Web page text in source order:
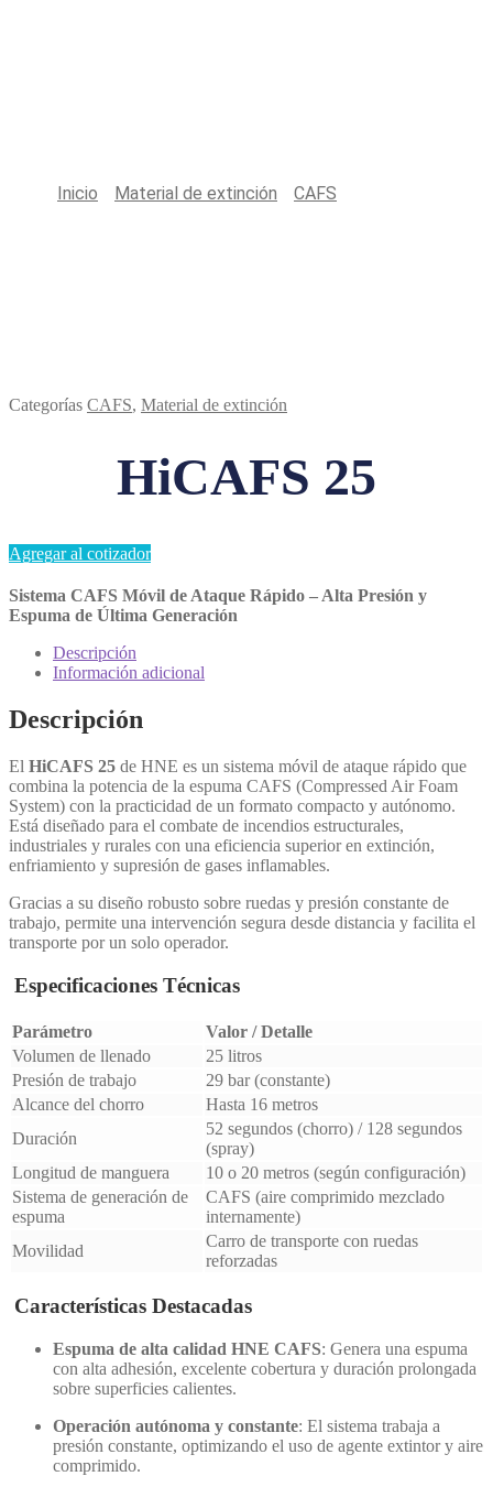
Inicio Material de extinción CAFS
Categorías CAFS, Material de extinción
HiCAFS 25
Agregar al cotizador
Sistema CAFS Móvil de Ataque Rápido – Alta Presión y
Espuma de Última Generación
Descripción
Información adicional
Descripción
El HiCAFS 25 de HNE es un sistema móvil de ataque rápido que
combina la potencia de la espuma CAFS (Compressed Air Foam
System) con la practicidad de un formato compacto y autónomo.
Está diseñado para el combate de incendios estructurales,
industriales y rurales con una eficiencia superior en extinción,
enfriamiento y supresión de gases inflamables.
Gracias a su diseño robusto sobre ruedas y presión constante de
trabajo, permite una intervención segura desde distancia y facilita el
transporte por un solo operador.
Especificaciones Técnicas
Parámetro
Valor / Detalle
Volumen de llenado
25 litros
Presión de trabajo
29 bar (constante)
Alcance del chorro
Hasta 16 metros
Duración
52 segundos (chorro) / 128 segundos
(spray)
Longitud de manguera
10 o 20 metros (según configuración)
Sistema de generación de
espuma
CAFS (aire comprimido mezclado
internamente)
Movilidad
Carro de transporte con ruedas
reforzadas
Características Destacadas
Espuma de alta calidad HNE CAFS: Genera una espuma
con alta adhesión, excelente cobertura y duración prolongada
sobre superficies calientes.
Operación autónoma y constante: El sistema trabaja a
presión constante, optimizando el uso de agente extintor y aire
comprimido.